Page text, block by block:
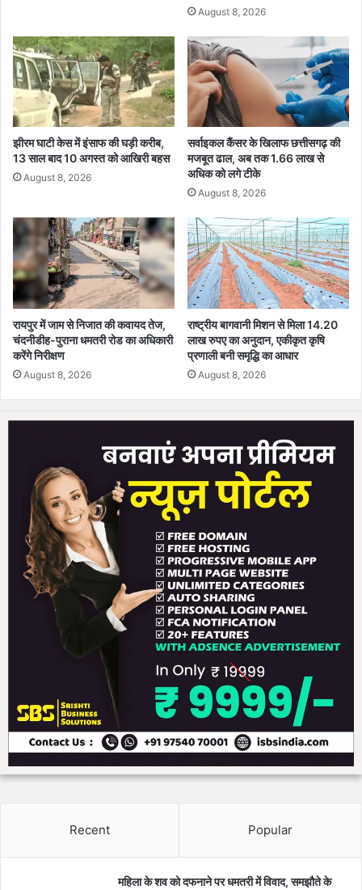
द
को
न
हीं
सं
भा
ल
स
क
व
ह
मु
झे
क्या
सं
भा
ले
गा
?
’
August 8, 2026
झीरम घाटी केस में इंसाफ की घड़ी करीब,
13 साल बाद 10 अगस्त को आखिरी बहस
August 8, 2026
सर्वाइकल कैंसर के खिलाफ छत्तीसगढ़ की
मजबूत ढाल, अब तक 1.66 लाख से
अधिक को लगे टीके
August 8, 2026
रायपुर में जाम से निजात की कवायद तेज,
चंदनीडीह-पुराना धमतरी रोड का अधिकारी
करेंगे निरीक्षण
August 8, 2026
राष्ट्रीय बागवानी मिशन से मिला 14.20
लाख रुपए का अनुदान, एकीकृत कृषि
प्रणाली बनी समृद्धि का आधार
August 8, 2026
Recent Popular
महिला के शव को दफनाने पर धमतरी में विवाद, समझौते के